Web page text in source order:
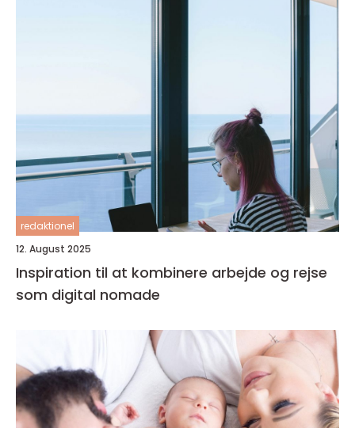
redaktionel
12. August 2025
Inspiration til at kombinere arbejde og rejse
som digital nomade